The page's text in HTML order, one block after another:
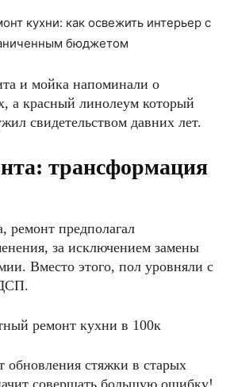
и мойка напоминали о
а красный линолеум который
свидетельством давних лет.
трансформация
ремонт предполагал
за исключением замены
Вместо этого, пол уровняли с
обновления стяжки в старых
совершать большую ошибку!